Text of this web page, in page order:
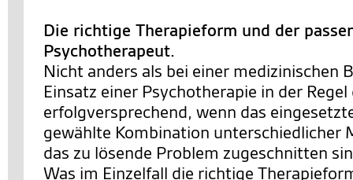
Die richtige Therapieform und der
Psychotherapeut.
Nicht anders als bei einer medizinischen
Einsatz einer Psychotherapie in der
erfolgversprechend, wenn das
gewählte Kombination unterschiedlicher
das zu lösende Problem zugeschnitten
Was im Einzelfall die richtige